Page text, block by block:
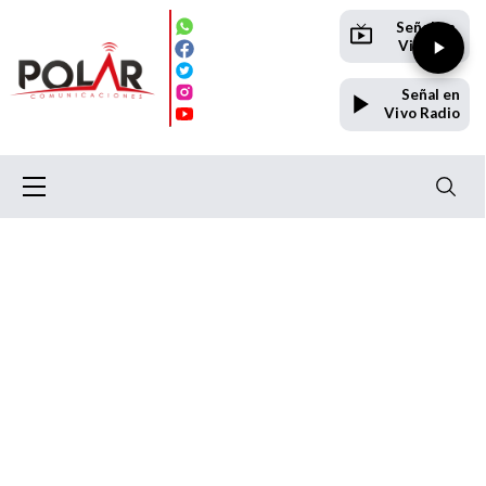
Señal en
Vivo TV
Señal en
Vivo Radio